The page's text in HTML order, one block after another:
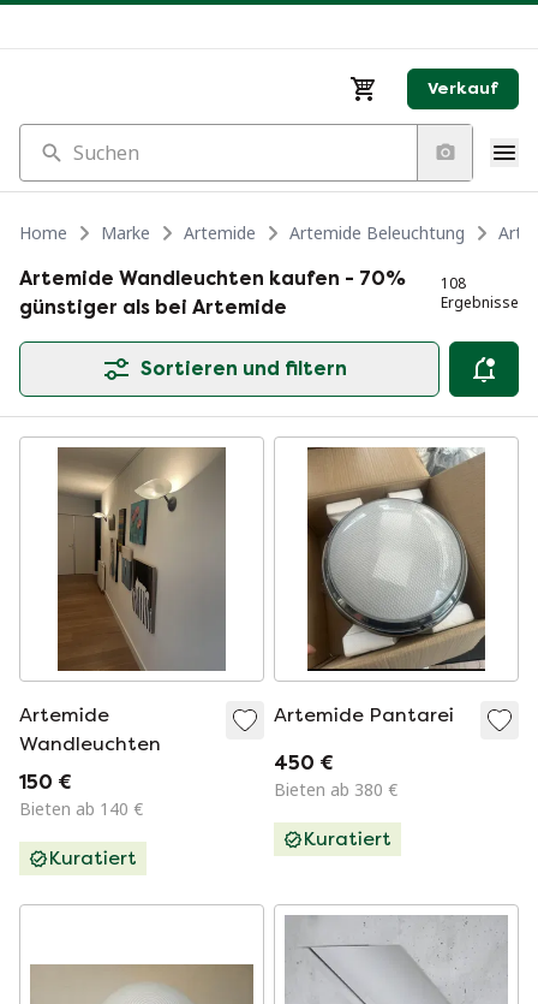
Verkauf
Suchen
Home Marke Artemide Artemide Beleuchtung
Artemide Wandleuchten kaufen - 70%
günstiger als bei Artemide
108
Ergebnisse
Sortieren und filtern
Artemide
Wandleuchten
150 €
Bieten ab 140 €
Kuratiert
Artemide Pantarei
450 €
Bieten ab 380 €
Kuratiert